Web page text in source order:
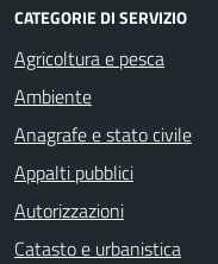
CATEGORIE DI SERVIZIO
Agricoltura e pesca
Ambiente
Anagrafe e stato civile
Appalti pubblici
Autorizzazioni
Catasto e urbanistica